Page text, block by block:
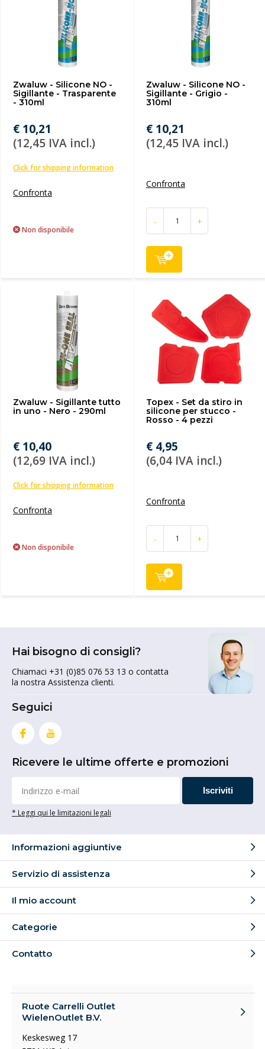
Zwaluw - Silicone NO -
Sigillante - Trasparente
- 310ml
€ 10,21
(12,45 IVA incl.)
Click for shipping information
Confronta
Non disponibile
Zwaluw - Silicone NO -
Sigillante - Grigio -
310ml
€ 10,21
(12,45 IVA incl.)
Confronta
- +
Zwaluw - Sigillante tutto
in uno - Nero - 290ml
€ 10,40
(12,69 IVA incl.)
Click for shipping information
Confronta
Non disponibile
Topex - Set da stiro in
silicone per stucco -
Rosso - 4 pezzi
€ 4,95
(6,04 IVA incl.)
Confronta
- +
Hai bisogno di consigli?
Chiamaci +31 (0)85 076 53 13 o contatta
la nostra Assistenza clienti.
Seguici
Ricevere le ultime offerte e promozioni
Iscriviti
* Leggi qui le limitazioni legali
Informazioni aggiuntive
Servizio di assistenza
Il mio account
Categorie
Contatto
Ruote Carrelli Outlet
WielenOutlet B.V.
Keskesweg 17